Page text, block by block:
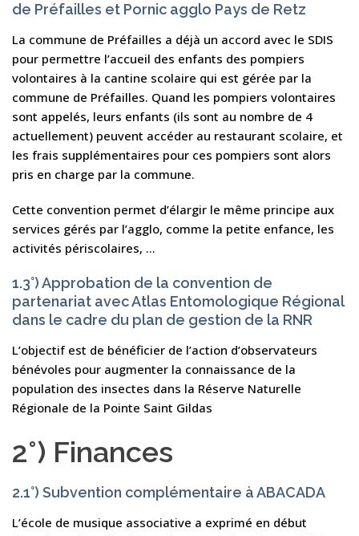
de Préfailles et Pornic agglo Pays de Retz
La commune de Préfailles a déjà un accord avec le SDIS
pour permettre l’accueil des enfants des pompiers
volontaires à la cantine scolaire qui est gérée par la
commune de Préfailles. Quand les pompiers volontaires
sont appelés, leurs enfants (ils sont au nombre de 4
actuellement) peuvent accéder au restaurant scolaire, et
les frais supplémentaires pour ces pompiers sont alors
pris en charge par la commune.
Cette convention permet d’élargir le même principe aux
services gérés par l’agglo, comme la petite enfance, les
activités périscolaires, …
1.3°) Approbation de la convention de
partenariat avec Atlas Entomologique Régional
dans le cadre du plan de gestion de la RNR
L’objectif est de bénéficier de l’action d’observateurs
bénévoles pour augmenter la connaissance de la
population des insectes dans la Réserve Naturelle
Régionale de la Pointe Saint Gildas
2°) Finances
2.1°) Subvention complémentaire à ABACADA
L’école de musique associative a exprimé en début